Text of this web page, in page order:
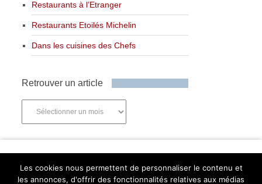
Restaurants à l’Etranger
Restaurants Etoilés Michelin
Dans les cuisines des Chefs
Retrouver un article
Les cookies nous permettent de personnaliser le contenu et
les annonces, d'offrir des fonctionnalités relatives aux médias